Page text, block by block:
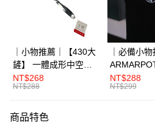
大哥付你分期
相關說明
【大哥付你分期使用說明】
1.本服務由台灣大哥大提供，台灣大哥大用
成交易。
AFTEE先享後付
【關於「AFTEE先享後付」】
AFTEE先享後付是「在收到商品之後才付
ATM付款
｜小物推薦｜【430大
鏟】 一體成形中空斷
熱
NT$268
NT$288
｜必備小物
裙】厚實帆
潑水 耐髒易
NT$288
NT$299
商品特色